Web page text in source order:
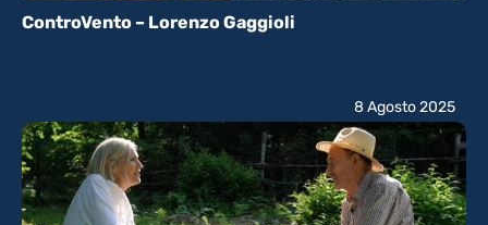
ControVento – Lorenzo Gaggioli
8 Agosto 2025